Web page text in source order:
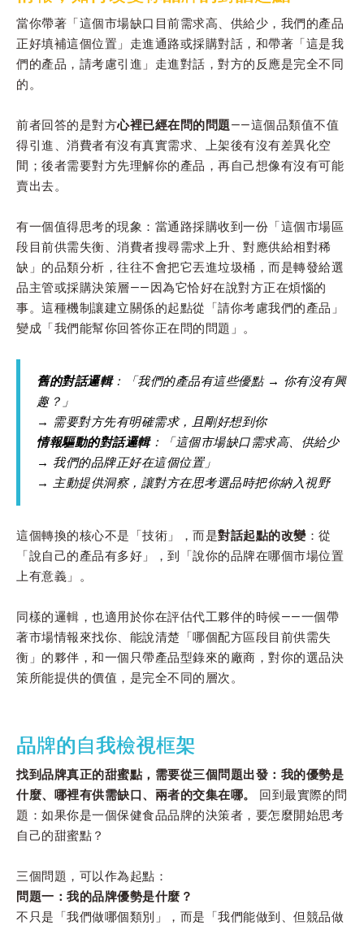
當你帶著「這個市場缺口目前需求高、供給少，我們的產品
正好填補這個位置」走進通路或採購對話，和帶著「這是我
們的產品，請考慮引進」走進對話，對方的反應是完全不同
的。
前者回答的是對方心裡已經在問的問題——這個品類值不值
得引進、消費者有沒有真實需求、上架後有沒有差異化空
間；後者需要對方先理解你的產品，再自己想像有沒有可能
賣出去。
有一個值得思考的現象：當通路採購收到一份「這個市場區
段目前供需失衡、消費者搜尋需求上升、對應供給相對稀
缺」的品類分析，往往不會把它丟進垃圾桶，而是轉發給選
品主管或採購決策層——因為它恰好在說對方正在煩惱的
事。這種機制讓建立關係的起點從「請你考慮我們的產品」
變成「我們能幫你回答你正在問的問題」。
舊的對話邏輯：「我們的產品有這些優點 → 你有沒有興
趣？」
→ 需要對方先有明確需求，且剛好想到你
情報驅動的對話邏輯：「這個市場缺口需求高、供給少
→ 我們的品牌正好在這個位置」
→ 主動提供洞察，讓對方在思考選品時把你納入視野
這個轉換的核心不是「技術」，而是對話起點的改變：從
「說自己的產品有多好」，到「說你的品牌在哪個市場位置
上有意義」。
同樣的邏輯，也適用於你在評估代工夥伴的時候——一個帶
著市場情報來找你、能說清楚「哪個配方區段目前供需失
衡」的夥伴，和一個只帶產品型錄來的廠商，對你的選品決
策所能提供的價值，是完全不同的層次。
品牌的自我檢視框架
找到品牌真正的甜蜜點，需要從三個問題出發：我的優勢是
什麼、哪裡有供需缺口、兩者的交集在哪。
回到最實際的問
題：如果你是一個保健食品品牌的決策者，要怎麼開始思考
自己的甜蜜點？
三個問題，可以作為起點：
問題一：我的品牌優勢是什麼？
不只是「我們做哪個類別」，而是「我們能做到、但競品做